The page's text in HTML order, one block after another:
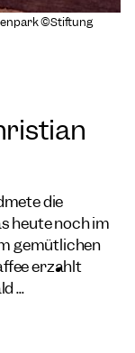
©Stiftung
die
heute noch im
gemütlichen
erzählt
...